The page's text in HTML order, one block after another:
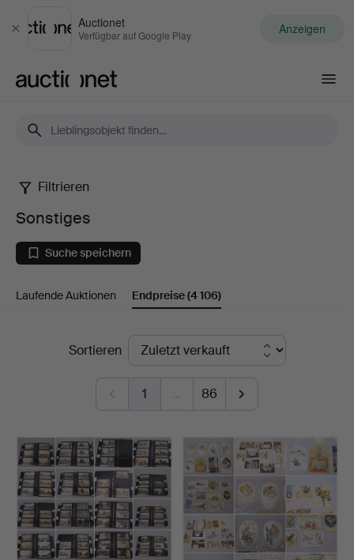
Schließen
Auctionet
Verfügbar auf Google Play Anzeigen
Sonstiges
Filtrieren
Sonstiges
Suche speichern
Laufende Auktionen Endpreise(4 106)
EndpreiseSortieren
1 … 86